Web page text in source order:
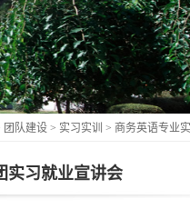
学社
团队建设 > 实习实训 > 商务英语专业
实习就业宣讲会